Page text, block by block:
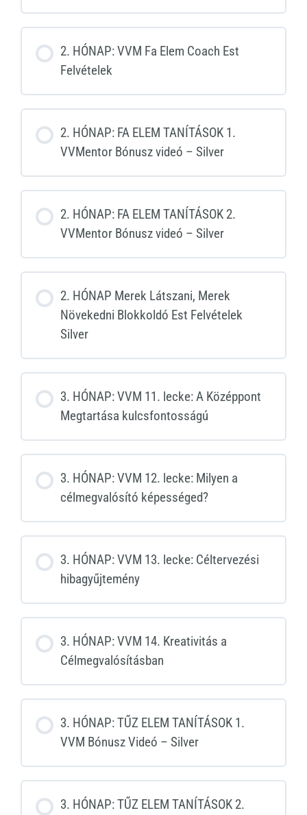
2. HÓNAP: VVM Fa Elem Coach Est
Felvételek
2. HÓNAP: FA ELEM TANÍTÁSOK 1.
VVMentor Bónusz videó – Silver
2. HÓNAP: FA ELEM TANÍTÁSOK 2.
VVMentor Bónusz videó – Silver
2. HÓNAP Merek Látszani, Merek
Növekedni Blokkoldó Est Felvételek
Silver
3. HÓNAP: VVM 11. lecke: A Középpont
Megtartása kulcsfontosságú
3. HÓNAP: VVM 12. lecke: Milyen a
célmegvalósító képességed?
3. HÓNAP: VVM 13. lecke: Céltervezési
hibagyűjtemény
3. HÓNAP: VVM 14. Kreativitás a
Célmegvalósításban
3. HÓNAP: TŰZ ELEM TANÍTÁSOK 1.
VVM Bónusz Videó – Silver
3. HÓNAP: TŰZ ELEM TANÍTÁSOK 2.